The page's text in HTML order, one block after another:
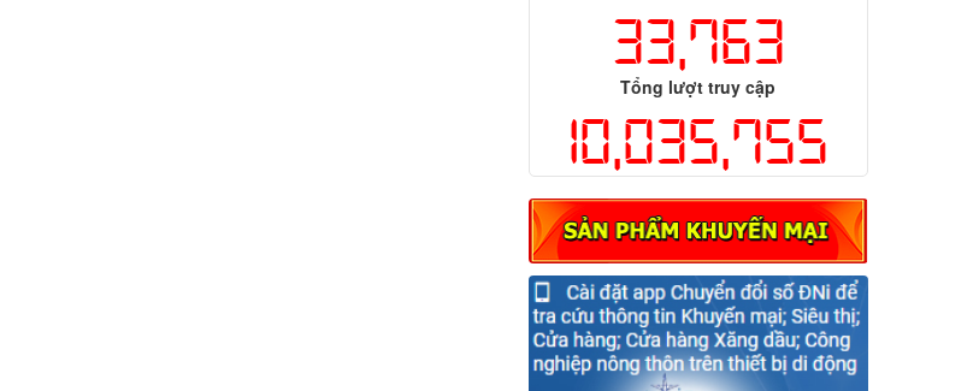
33,763
Tổng lượt truy cập
10,035,755